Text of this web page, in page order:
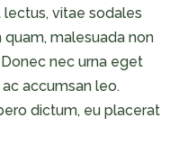
vitae sodales
malesuada non
nec urna eget
accumsan leo.
dictum, eu placerat